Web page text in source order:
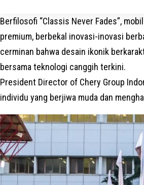
Berfilosofi “Classis Never Fades”,
premium, berbekal inovasi-inovasi
cerminan bahwa desain ikonik
bersama teknologi canggih terkini.
President Director of Chery Group
individu yang berjiwa muda dan